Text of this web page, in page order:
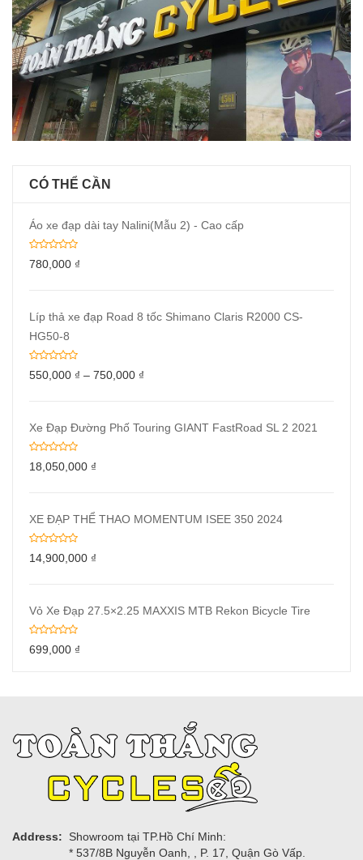
CÓ THỂ CẦN
Áo xe đạp dài tay Nalini(Mẫu 2) - Cao cấp
780,000 ₫
Líp thả xe đạp Road 8 tốc Shimano Claris R2000 CS-
HG50-8
550,000 ₫ – 750,000 ₫
Xe Đạp Đường Phố Touring GIANT FastRoad SL 2 2021
18,050,000 ₫
XE ĐẠP THỂ THAO MOMENTUM ISEE 350 2024
14,900,000 ₫
Vỏ Xe Đạp 27.5×2.25 MAXXIS MTB Rekon Bicycle Tire
699,000 ₫
Address:
Showroom tại TP.Hồ Chí Minh:
* 537/8B Nguyễn Oanh, , P. 17, Quận Gò Vấp.